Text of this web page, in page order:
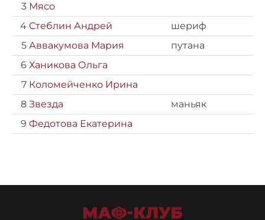
3 Мясо
4 Стеблин Андрей
шериф
5 Аввакумова Мария
путана
6 Ханикова Ольга
7 Коломейченко Ирина
8 Звезда
маньяк
9 Федотова Екатерина